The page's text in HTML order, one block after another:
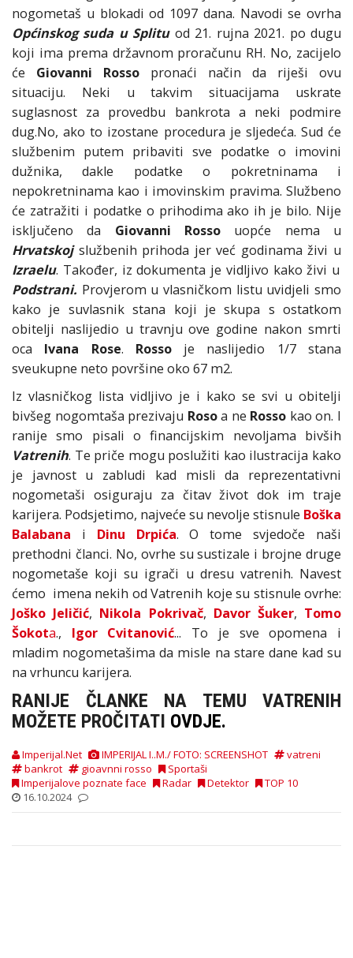
nogometaš u blokadi od 1097 dana. Navodi se ovrha
Općinskog suda u Splituod 21. rujna 2021. po dugu
koji ima prema državnom proračunu RH. No, zacijelo
će Giovanni Rosso pronaći način da riješi ovu
situaciju. Neki u takvim situacijama uskrate
suglasnost za provedbu bankrota a neki podmire
dug.No, ako to izostane procedura je sljedeća. Sud će
službenim putem pribaviti sve podatke o imovini
dužnika, dakle podatke o pokretninama i
nepokretninama kao i imovinskim pravima. Službeno
će zatražiti i podatke o prihodima ako ih je bilo. Nije
isključeno da Giovanni Rosso uopće nema u
Hrvatskojslužbenih prihoda jer već godinama živi u
Izraelu. Također, iz dokumenta je vidljivo kako živi u
Podstrani. Provjerom u vlasničkom listu uvidjeli smo
kako je suvlasnik stana koji je skupa s ostatkom
obitelji naslijedio u travnju ove godine nakon smrti
oca Ivana Rose. Rosso je naslijedio 1/7 stana
sveukupne neto površine oko 67 m2.
Iz vlasničkog lista vidljivo je i kako se svi u obitelji
bivšeg nogomtaša prezivaju Rosoa ne Rosso kao on. I
ranije smo pisali o financijskim nevoljama bivših
Vatrenih. Te priče mogu poslužiti kao ilustracija kako
je javnost u zabludi kad misli da reprezentativni
nogometaši osiguraju za čitav život dok im traje
karijera. Podsjetimo, najveće su nevolje stisnule Boška
Balabana i Dinu Drpića. O tome svjedoče naši
prethodni članci. No, ovrhe su sustizale i brojne druge
nogometaše koji su igrači u dresu vatrenih. Navest
ćemo imena nekih od Vatrenih koje su stisnule ovrhe:
Joško Jeličić, Nikola Pokrivač, Davor Šuker, Tomo
Šokota., Igor Cvitanović... To je sve opomena i
mladim nogometašima da misle na stare dane kad su
na vrhuncu karijera.
RANIJE ČLANKE NA TEMU VATRENIH
MOŽETE PROČITATI OVDJE.
Imperijal.Net IMPERIJAL I..M./ FOTO: SCREENSHOT
vatreni
bankrot
gioavnni rosso
Sportaši
Imperijalove poznate face
Radar Detektor
TOP 10
16.10.2024